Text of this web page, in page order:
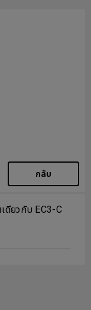
กลับ